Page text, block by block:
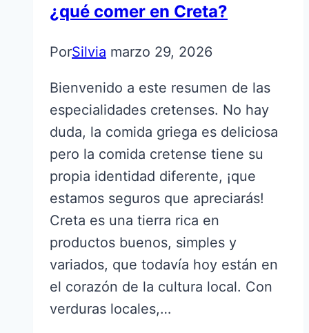
¿qué comer en Creta?
PorSilvia marzo 29, 2026
Bienvenido a este resumen de las
especialidades cretenses. No hay
duda, la comida griega es deliciosa
pero la comida cretense tiene su
propia identidad diferente, ¡que
estamos seguros que apreciarás!
Creta es una tierra rica en
productos buenos, simples y
variados, que todavía hoy están en
el corazón de la cultura local. Con
verduras locales,…